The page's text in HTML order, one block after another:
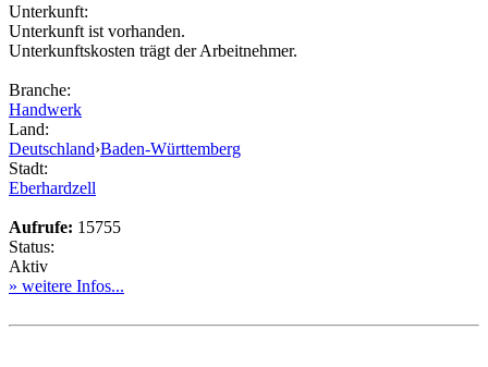
Unterkunft:
Unterkunft ist vorhanden.
Unterkunftskosten trägt der Arbeitnehmer.
Branche:
Handwerk
Land:
Deutschland›Baden-Württemberg
Stadt:
Eberhardzell
Aufrufe: 15755
Status:
Aktiv
» weitere Infos...